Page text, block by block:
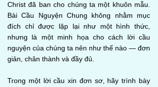
Christ đã ban cho chúng ta một khuôn mẫu.
Bài Cầu Nguyện Chung không nhằm mục
đích chỉ được lặp lại như một hình thức,
nhưng là một minh họa cho cách lời cầu
nguyện của chúng ta nên như thế nào — đơn
giản, chân thành và đầy đủ.
Trong một lời cầu xin đơn sơ, hãy trình bày